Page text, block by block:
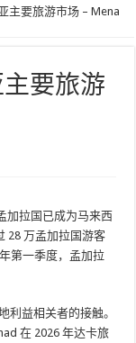
主要旅游市场 – Mena
要旅游
加拉国已成为马来西
28 万孟加拉国游客
第一季度，孟加拉
利益相关者的接触。
在 2026 年达卡旅